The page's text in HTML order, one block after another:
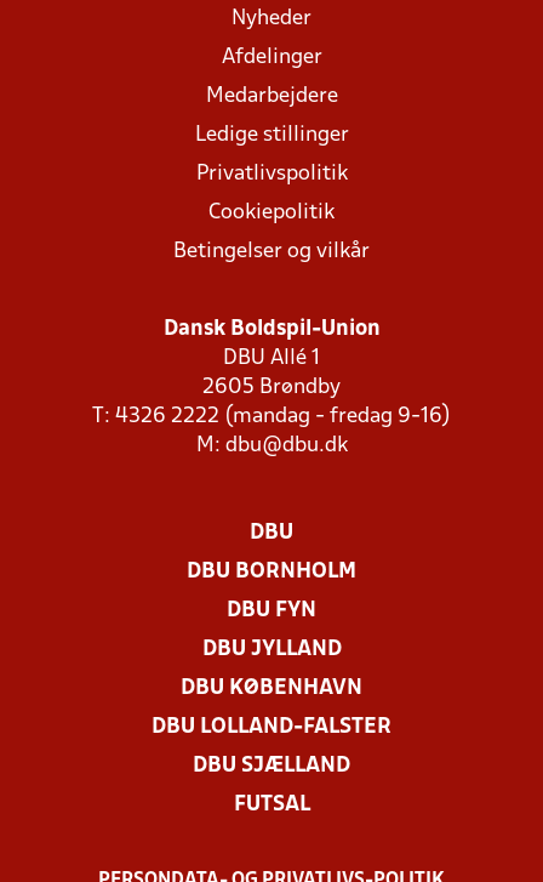
Nyheder
Afdelinger
Medarbejdere
Ledige stillinger
Privatlivspolitik
Cookiepolitik
Betingelser og vilkår
Dansk Boldspil-Union
DBU Allé 1
2605 Brøndby
T: 4326 2222 (mandag - fredag 9-16)
M: dbu@dbu.dk
DBU
DBU BORNHOLM
DBU FYN
DBU JYLLAND
DBU KØBENHAVN
DBU LOLLAND-FALSTER
DBU SJÆLLAND
FUTSAL